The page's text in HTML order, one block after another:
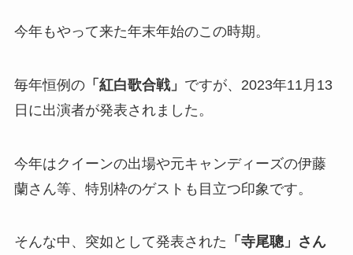
今年もやって来た年末年始のこの時期。
毎年恒例の「紅白歌合戦」 ですが、2023年11月13
日に出演者が発表されました。
今年はクイーンの出場や元キャンディーズの伊藤
蘭さん等、特別枠のゲストも目立つ印象です。
そんな中、突如として発表された 「寺尾聰」さん